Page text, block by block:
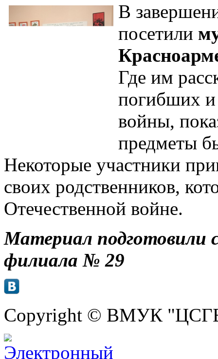
В
посетили
Где им
погибших и
войны,
предметы
Некоторые участники
своих родственников,
Отечественной войне.
Материал подготовили
филиала № 29
Copyright © ВМУК